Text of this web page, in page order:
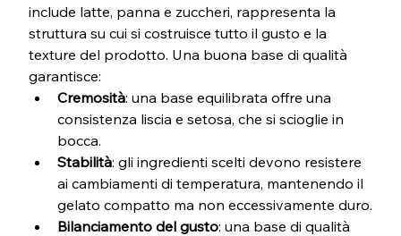
include latte, panna e zuccheri, rappresenta la
struttura su cui si costruisce tutto il gusto e la
texture del prodotto. Una buona base di qualità
garantisce:
Cremosità: una base equilibrata offre una
consistenza liscia e setosa, che si scioglie in
bocca.
Stabilità: gli ingredienti scelti devono resistere
ai cambiamenti di temperatura, mantenendo il
gelato compatto ma non eccessivamente duro.
Bilanciamento del gusto: una base di qualità